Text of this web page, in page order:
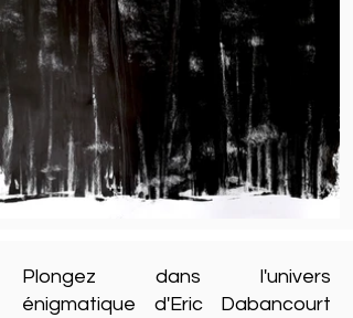
Plongez dans l'univers
énigmatique d'Eric Dabancourt